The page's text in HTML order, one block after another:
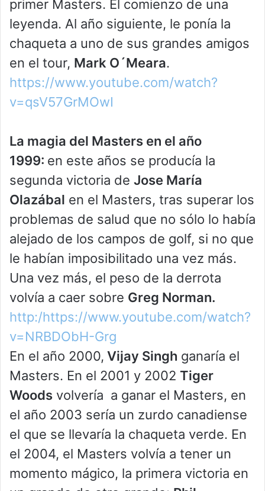
primer Masters. El comienzo de una
leyenda. Al año siguiente, le ponía la
chaqueta a uno de sus grandes amigos
en el tour, Mark O´Meara.
https://www.youtube.com/watch?
v=qsV57GrMOwI
La magia del Masters en el año
1999: en este años se producía la
segunda victoria de Jose María
Olazábal en el Masters, tras superar los
problemas de salud que no sólo lo había
alejado de los campos de golf, si no que
le habían imposibilitado una vez más.
Una vez más, el peso de la derrota
volvía a caer sobre Greg Norman.
http:/https://www.youtube.com/watch?
v=NRBDObH-Grg
En el año 2000, Vijay Singh ganaría el
Masters. En el 2001 y 2002 Tiger
Woods volvería a ganar el Masters, en
el año 2003 sería un zurdo canadiense
el que se llevaría la chaqueta verde. En
el 2004, el Masters volvía a tener un
momento mágico, la primera victoria en